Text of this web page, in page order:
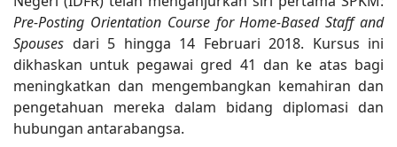
Pre-Posting Orientation Course for Home-Based Staff and
Spouses dari 5 hingga 14 Februari 2018. Kursus ini
dikhaskan untuk pegawai gred 41 dan ke atas bagi
meningkatkan dan mengembangkan kemahiran dan
pengetahuan mereka dalam bidang diplomasi dan
hubungan antarabangsa.